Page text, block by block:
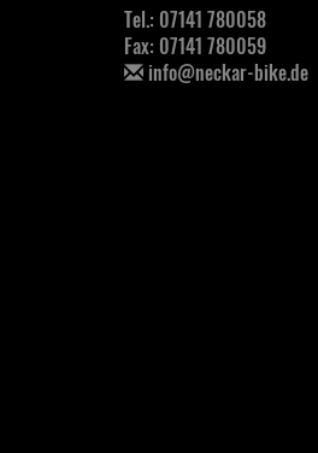
Tel.: 07141 780058
Fax: 07141 780059
info@neckar-bike.de